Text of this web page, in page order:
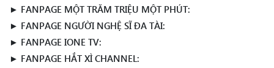
► FANPAGE MỘT TRĂM TRIỆU MỘT PHÚT:
► FANPAGE NGƯỜI NGHỆ SĨ ĐA TÀI:
► FANPAGE IONE TV:
► FANPAGE HẮT XÌ CHANNEL: